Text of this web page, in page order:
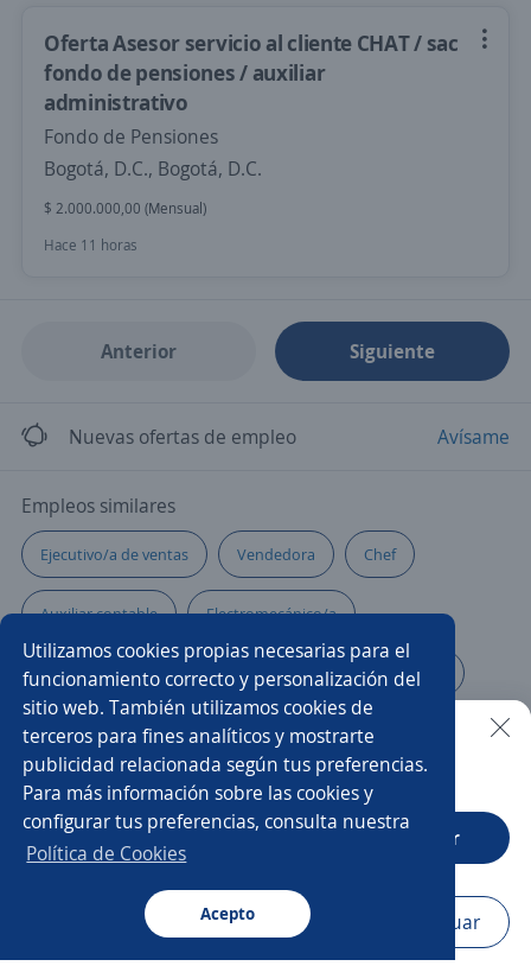
Utilizamos cookies propias necesarias para el
funcionamiento correcto y personalización del
sitio web. También utilizamos cookies de
terceros para fines analíticos y mostrarte
publicidad relacionada según tus preferencias.
Para más información sobre las cookies y
configurar tus preferencias, consulta nuestra
Política de Cookies
Acepto
Buscar Aplicaciones Avisos Favoritos
Oferta Asesor servicio al cliente CHAT / sac
fondo de pensiones / auxiliar
administrativo
Fondo de Pensiones
Bogotá, D.C., Bogotá, D.C.
$ 2.000.000,00 (Mensual)
Hace 11 horas
Anterior Siguiente
Nuevas ofertas de empleo Avísame
Empleos similares
Ejecutivo/a de ventas Vendedora Chef
Auxiliar contable Electromecánico/a
Representante en ventas Promotor/a de cambaceo
Asesor/a de ventas Asesor/a call center ventas
Asesor/a Asistente comercial
Auxiliar servicio al cliente
Administrador/a punto de venta
Buscar es más fácil en la app
CT App Abrir
Navegador Continuar